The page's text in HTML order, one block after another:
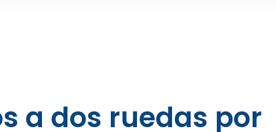
a dos ruedas por